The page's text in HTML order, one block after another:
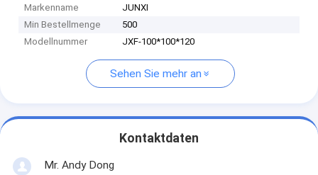
Markenname
JUNXI
Min Bestellmenge
500
Modellnummer
JXF-100*100*120
Sehen Sie mehr an
Kontaktdaten
Mr. Andy Dong